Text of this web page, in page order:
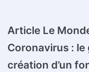
Article Le
Coronavirus :
création d’un